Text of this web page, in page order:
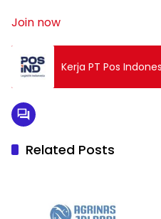
Join now
Kerja PT Pos
Related Posts